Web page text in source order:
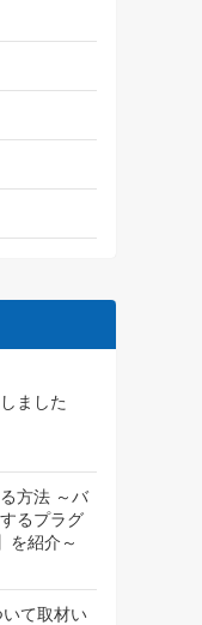
ました
方法 ～バ
るプラグ
を紹介～
いて取材い